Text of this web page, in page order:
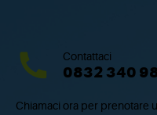
Contattaci
0832 340
Chiamaci ora per prenotare